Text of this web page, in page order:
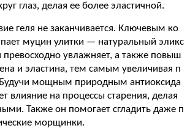
глаз, делая ее более эластичной.
геля не заканчивается. Ключевым ко
муцин улитки — натуральный эликс
увлажняет, а также повыш
и эластина, тем самым увеличивая п
мощным природным антиоксида
влияние на процессы старения, делая
Также он помогает сгладить даже п
морщинки.